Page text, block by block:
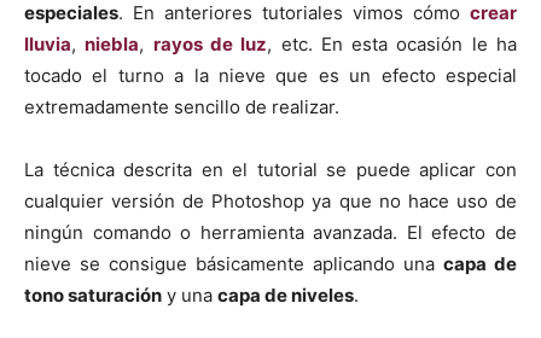
especiales. En anteriores tutoriales vimos cómo crear
lluvia,niebla, rayos de luz, etc. En esta ocasión le ha
tocado el turno a la nieve que es un efecto especial
extremadamente sencillo de realizar.
La técnica descrita en el tutorial se puede aplicar con
cualquier versión de Photoshop ya que no hace uso de
ningún comando o herramienta avanzada. El efecto de
nieve se consigue básicamente aplicando una capa de
tono saturación y una capa de niveles.